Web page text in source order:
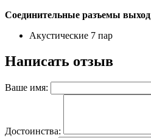
Соединительные разъемы выход
Акустические 7 пар
Написать отзыв
Ваше имя:
Достоинства: